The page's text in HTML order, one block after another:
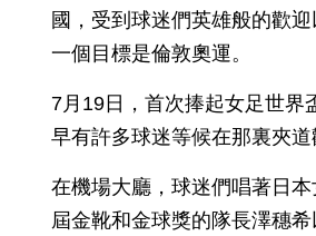
國，受到球迷們英雄般的歡
一個目標是倫敦奧運。
7月19日，首次捧起女足世界
早有許多球迷等候在那裏夾
在機場大廳，球迷們唱著日
屆金靴和金球獎的隊長澤穗